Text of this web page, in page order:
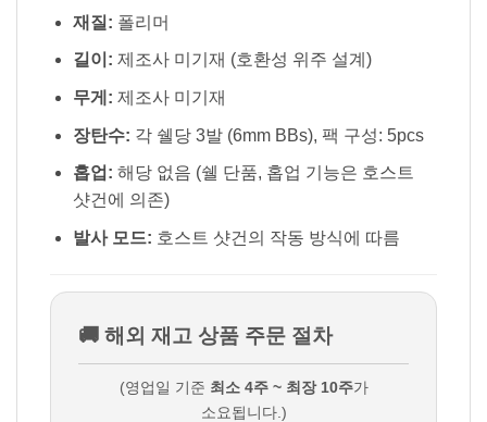
재질: 폴리머
길이: 제조사 미기재 (호환성 위주 설계)
무게: 제조사 미기재
장탄수: 각 쉘당 3발 (6mm BBs), 팩 구성: 5pcs
홉업: 해당 없음 (쉘 단품, 홉업 기능은 호스트
샷건에 의존)
발사 모드: 호스트 샷건의 작동 방식에 따름
🚚 해외 재고 상품 주문 절차
(영업일 기준 최소 4주 ~ 최장 10주가
소요됩니다.)